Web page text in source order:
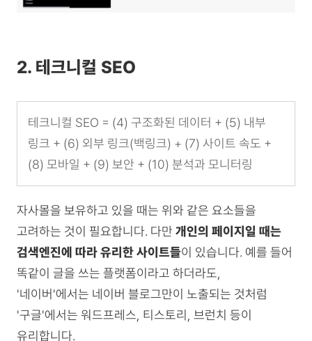
2. 테크니컬 SEO
테크니컬 SEO = (4) 구조화된 데이터 + (5) 내부
링크 + (6) 외부 링크(백링크) + (7) 사이트 속도 +
(8) 모바일 + (9) 보안 + (10) 분석과 모니터링
자사몰을 보유하고 있을 때는 위와 같은 요소들을
고려하는 것이 필요합니다. 다만 개인의 페이지일 때는
검색엔진에 따라 유리한 사이트들이 있습니다. 예를 들어
똑같이 글을 쓰는 플랫폼이라고 하더라도,
'네이버'에서는 네이버 블로그만이 노출되는 것처럼
'구글'에서는 워드프레스, 티스토리, 브런치 등이
유리합니다.